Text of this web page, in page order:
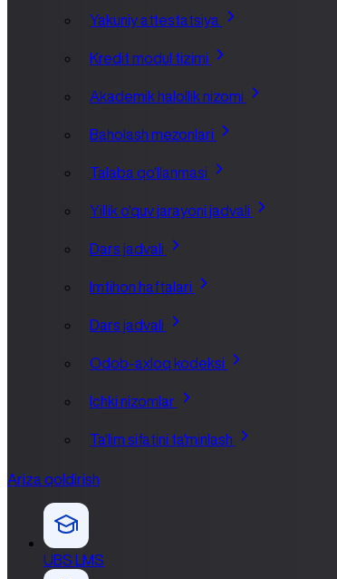
Yakuniy attestatsiya
Kredit modul tizimi
Akademik halollik nizomi
Baholash mezonlari
Talaba qo'llanmasi
Yillik o'quv jarayoni jadvali
Dars jadvali
Imtihon haftalari
Dars jadvali
Odob-axloq kodeksi
Ichki nizomlar
Ta'lim sifatini ta'minlash
Ariza qoldirish
UBS LMS